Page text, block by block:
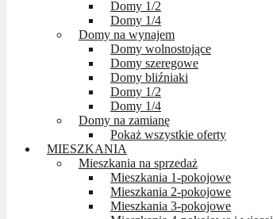
Domy 1/2
Domy 1/4
Domy na wynajem
Domy wolnostojące
Domy szeregowe
Domy bliźniaki
Domy 1/2
Domy 1/4
Domy na zamianę
Pokaż wszystkie oferty
MIESZKANIA
Mieszkania na sprzedaż
Mieszkania 1-pokojowe
Mieszkania 2-pokojowe
Mieszkania 3-pokojowe